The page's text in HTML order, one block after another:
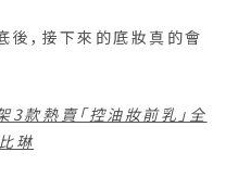
後，接下來的底妝真的會
3款熱賣「控油妝前乳」全
琳